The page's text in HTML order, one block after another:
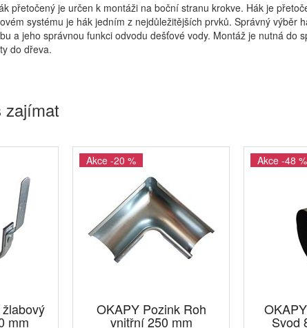
přetočený je určen k montáži na boční stranu krokve. Hák je
systému je hák jedním z nejdůležitějších prvků. Správný výběr
a jeho správnou funkci odvodu dešťové vody. Montáž je nutná do
do dřeva.
zajímat
mm
Akce -20 %
OKAPY Pozink Roh
vnitřní 250 mm
Akce -48 %
Svod